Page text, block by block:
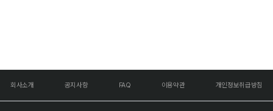
회사소개 공지사항 FAQ 이용약관 개인정보취급방침